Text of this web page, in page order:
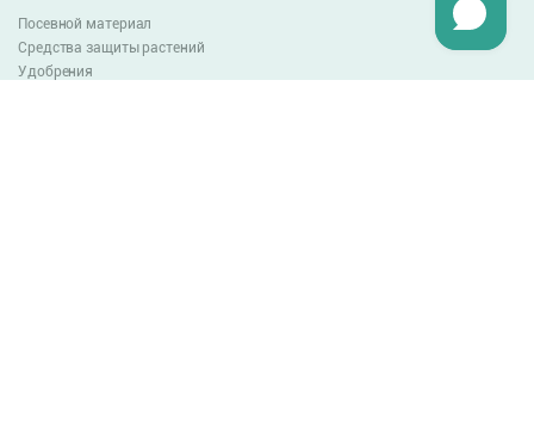
Посевной материал
Средства защиты растений
Удобрения